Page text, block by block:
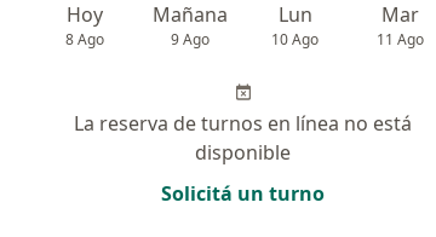
Hoy
8 Ago
Mañana
9 Ago
Lun
10 Ago
Mar
11 Ago
La reserva de turnos en línea no está
disponible
Solicitá un turno